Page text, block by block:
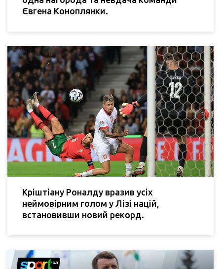
Євгена Коноплянки.
Кріштіану Роналду вразив усіх
неймовірним голом у Лізі націй,
встановивши новий рекорд.